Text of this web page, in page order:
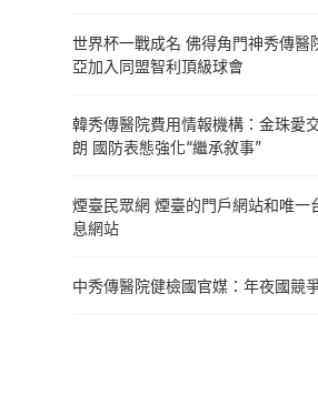
世界杯一戰成名 佛得角門神秀傳醫
亞加入同盟智利頂級球會
韓秀傳醫院費用情報機構：金珠愛
朗 國防表態強化“繼承敘事”
煙臺民眾網 煙臺的門戶網站和唯一
息網站
中秀傳醫院健檢國官媒：年夜國競